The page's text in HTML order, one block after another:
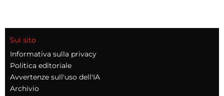
Sul sito
Informativa sulla privacy
Politica editoriale
Avvertenze sull'uso dell'IA
Archivio